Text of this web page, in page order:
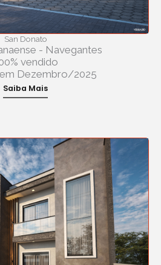
San Donato
- Navegantes
vendido
Dezembro/2025
Saiba Mais